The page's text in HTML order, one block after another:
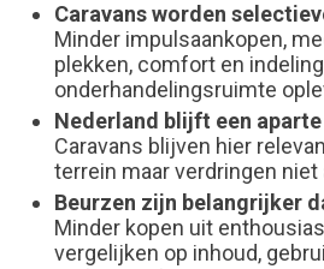
Caravans worden
Minder impulsaankopen,
plekken, comfort en
onderhandelingsruimte
Nederland blijft een
Caravans blijven hier
terrein maar verdringen niet
Beurzen zijn belangrijker
Minder kopen uit
vergelijken op inhoud,